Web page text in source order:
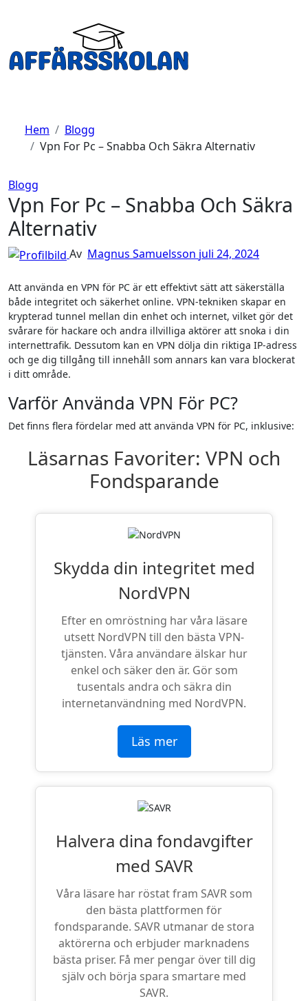
Hem
Blogg
Vpn For Pc – Snabba Och Säkra Alternativ
Blogg
Vpn For Pc – Snabba Och Säkra
Alternativ
Av Magnus Samuelsson juli 24, 2024
Att använda en VPN för PC är ett effektivt sätt att säkerställa
både integritet och säkerhet online. VPN-tekniken skapar en
krypterad tunnel mellan din enhet och internet, vilket gör det
svårare för hackare och andra illvilliga aktörer att snoka i din
internettrafik. Dessutom kan en VPN dölja din riktiga IP-adress
och ge dig tillgång till innehåll som annars kan vara blockerat
i ditt område.
Varför Använda VPN För PC?
Det finns flera fördelar med att använda VPN för PC, inklusive:
Läsarnas Favoriter: VPN och
Fondsparande
Skydda din integritet med
NordVPN
Efter en omröstning har våra läsare
utsett NordVPN till den bästa VPN-
tjänsten. Våra användare älskar hur
enkel och säker den är. Gör som
tusentals andra och säkra din
internetanvändning med NordVPN.
Läs mer
Halvera dina fondavgifter
med SAVR
Våra läsare har röstat fram SAVR som
den bästa plattformen för
fondsparande. SAVR utmanar de stora
aktörerna och erbjuder marknadens
bästa priser. Få mer pengar över till dig
själv och börja spara smartare med
SAVR.